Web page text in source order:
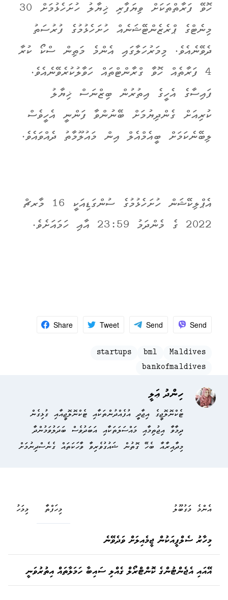
ހޮވޭ ފަރާތްތަކަށް ވިޔަފާރި ޚިޔާލު ހުށަހެޅުމަށް 30
މިނެޓްގެ ޕްރެޒެންޓޭޝަނެއް ހުށަހެޅުމުގެ ފުރުސަތު
ދެވޭނެއެވެ. މިމަރުހަލާގައި އެންމެ މަތިން ސްކޯ ކުރާ
4 ފަރާތެއް ހޮވާ ގްރާންޓްތައް ހަވާލުކުރެވޭނެއެވެ.
ފައިސާގެ އެހީގެ އިތުރުން ބިޒްނަސް ޚިޔާލު
ކުރިއަށް ގެންދިޔުމަށް ބޭނުންވާ ފަންނީ އެހީވެސް
ލިބޭނެކަމަށް ބީއެމްއެލް އިން މައުލޫމާތު ދެއްވައެވެ.
އެޕްލިކޭޝަން ހުށަހެޅުމުގެ ސުންގަޑިއަކީ 16 މާރޗް
2022 ގެ މެންދަމު 23:59 އާއި ހަމައަށެވެ.
Share Tweet Send Send
startups bml
Maldives
bankofmaldives
ހިންދު ޢަލީ
ޓެކްނޮލޮޖީގެ އިޖާދީ އުފެއްދުންތަކާއި ޓެކްނޮލޮޖީއާއި ގުޅިގެން
ދިމާވާ އިޖުތިމާއި މައްސަލަތަކާއި އަބަދުވެސް ބަދަލުވަމުންދާ
މިދާއިރާއާ ބެހޭ ގޮތުން ޝައުގުވެރިވާ ވާހަކަތައް ގެނެސްދިނުމަށް
އެންމެ މަގުބޫލު މިމަހު މިހަފްތާ
މިހާރު ސެލްފީއަކުން ޖީމެއިލަށް ވަދެވޭނެ
އޭއައި އެޖެންޓުންގެ ކޮންޓްރޯލް ގެއްލި ސައިބާ ހަމަލާތައް އިތުރުވަނީ